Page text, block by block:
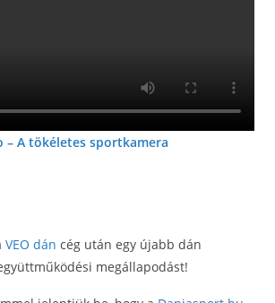
– A tökéletes sportkamera
VEO dán cég után egy újabb dán
megállapodást!